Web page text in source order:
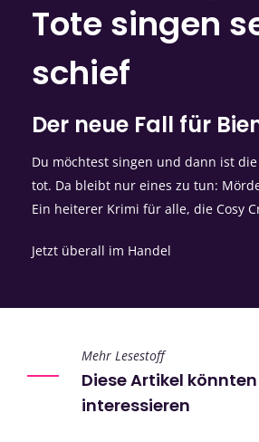
Tote singen
schief
Der neue Fall für
Du möchtest singen und dann ist
tot. Da bleibt nur eines zu tun:
Ein heiterer Krimi für alle, die Cosy
Jetzt überall im Handel
Mehr Lesestoff
Diese Artikel
interessieren